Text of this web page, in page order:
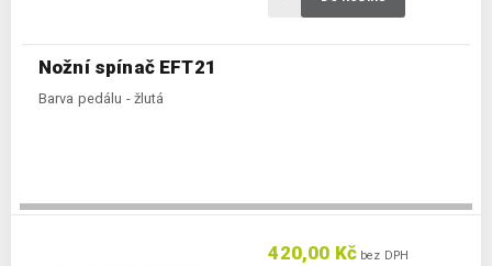
Nožní spínač EFT21
Barva pedálu - žlutá
420,00 Kč bez DPH